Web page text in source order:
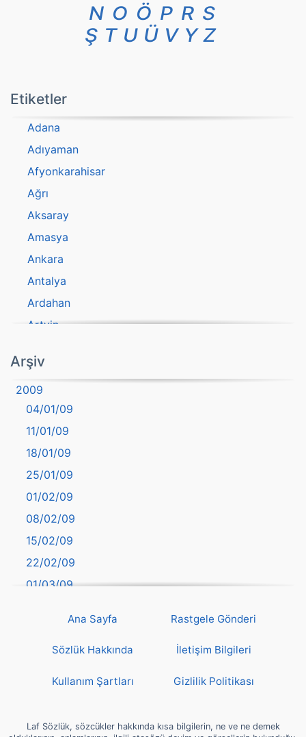
N O Ö P R S
Ş T U Ü V Y Z
Etiketler
Adana
Adıyaman
Afyonkarahisar
Ağrı
Aksaray
Amasya
Ankara
Antalya
Ardahan
Artvin
Aydın
Balıkesir
Bartın
başkentler
Batman
Bayburt
Bilecik
Bingöl
Bitlis
Bolu
Burdur
Çankırı
Çorum
deyim
Arşiv
2009
04/01/09
11/01/09
18/01/09
25/01/09
01/02/09
08/02/09
15/02/09
22/02/09
01/03/09
22/03/09
Ana Sayfa Rastgele Gönderi
Sözlük Hakkında İletişim Bilgileri
Kullanım Şartları Gizlilik Politikası
Laf Sözlük, sözcükler hakkında kısa bilgilerin, ne ve ne demek